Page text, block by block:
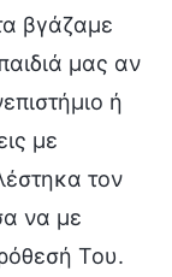
βγάζαμε
μας αν
ή
με
τον
να με
Του.